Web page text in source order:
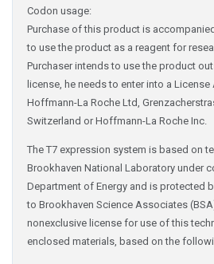
Codon usage:
Purchase of this product is
to use the product as a reagent for
Purchaser intends to use the product
license, he needs to enter into a License
Hoffmann-La Roche Ltd,
Switzerland or Hoffmann-La Roche Inc.
The T7 expression system is based on
Brookhaven National Laboratory under
Department of Energy and is protected
to Brookhaven Science Associates
nonexclusive license for use of this
enclosed materials, based on the